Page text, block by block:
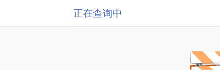
正在查询中